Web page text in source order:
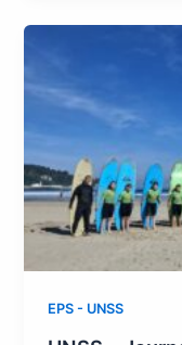
EPS - UNSS